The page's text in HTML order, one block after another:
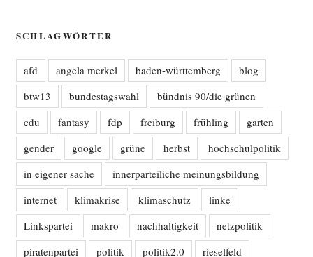
SCHLAGWÖRTER
afd angela merkel baden-württemberg
blog
btw13
bundestagswahl
bündnis 90/die grünen
cdu
fantasy fdp freiburg frühling
garten
gender
google grüne herbst
hochschulpolitik
in eigener sache
innerparteiliche meinungsbildung
internet
klimakrise klimaschutz
linke
Linkspartei
makro nachhaltigkeit
netzpolitik
piratenpartei
politik politik2.0 rieselfeld